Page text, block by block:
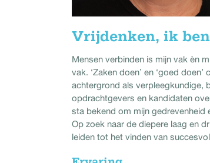
Vrijdenken, ik ben
Mensen verbinden is mijn vak èn
vak. ‘Zaken doen’ en ‘goed
achtergrond als verpleegkundige,
opdrachtgevers en kandidaten
sta bekend om mijn gedrevenheid
Op zoek naar de diepere laag en
leiden tot het vinden van